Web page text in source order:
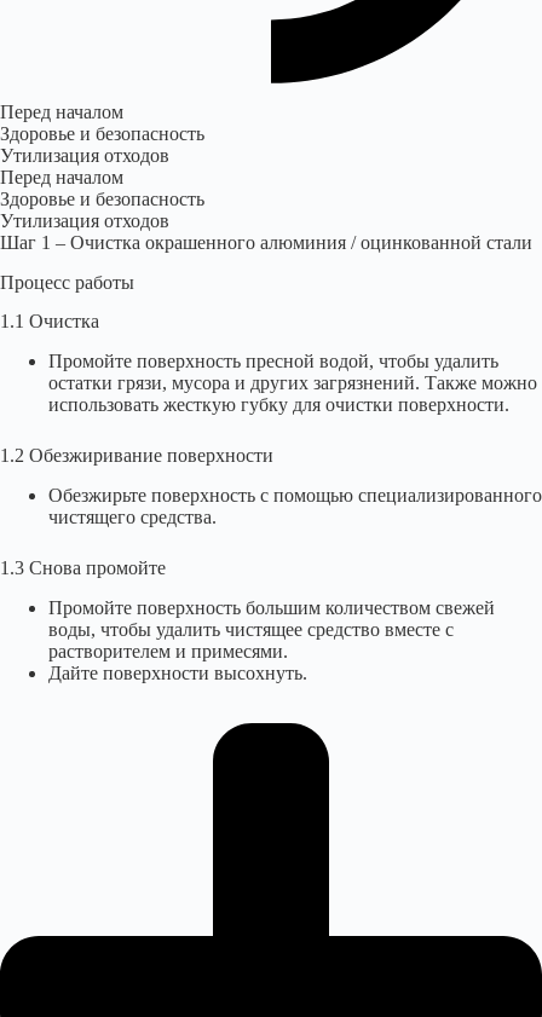
Перед началом
Здоровье и безопасность
Утилизация отходов
Перед началом
Здоровье и безопасность
Утилизация отходов
Шаг 1 – Очистка окрашенного алюминия / оцинкованной стали
Процесс работы
1.1 Очистка
Промойте поверхность пресной водой, чтобы удалить
остатки грязи, мусора и других загрязнений. Также можно
использовать жесткую губку для очистки поверхности.
1.2 Обезжиривание поверхности
Обезжирьте поверхность с помощью специализированного
чистящего средства.
1.3 Снова промойте
Промойте поверхность большим количеством свежей
воды, чтобы удалить чистящее средство вместе с
растворителем и примесями.
Дайте поверхности высохнуть.